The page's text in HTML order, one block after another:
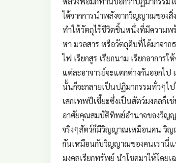
ได้จากการนำพลังจากวิญญาณของสิ่
ทำให้วัตถุไร้ชีวิตชิ้นหนึ่งที่มีความพ
หา มวลสาร หรือวัตถุดิบที่ได้มาจา
ไฟ เรียกสูร เรียกนาม เรียกอาการ
แต่ละอาจารย์จะแตกต่างกันออกไ
นั้นก็จะกลายเป็นปฏิมากรรมทั่วๆไป
เสกเทพปีเซี๊ยะซึ่งเป็นสัตว์มงคลก็เ
อาศัยคุณสมบัติทิพย์อำนาจของวิญ
จริงๆสัตว์ก็มีวิญญาณเหมือนคน วิญ
กันเหมือนกับวิญญาณของคนเรานี่แ
มงคลเรียกทรัพย์ นำโชคมาให้โดย